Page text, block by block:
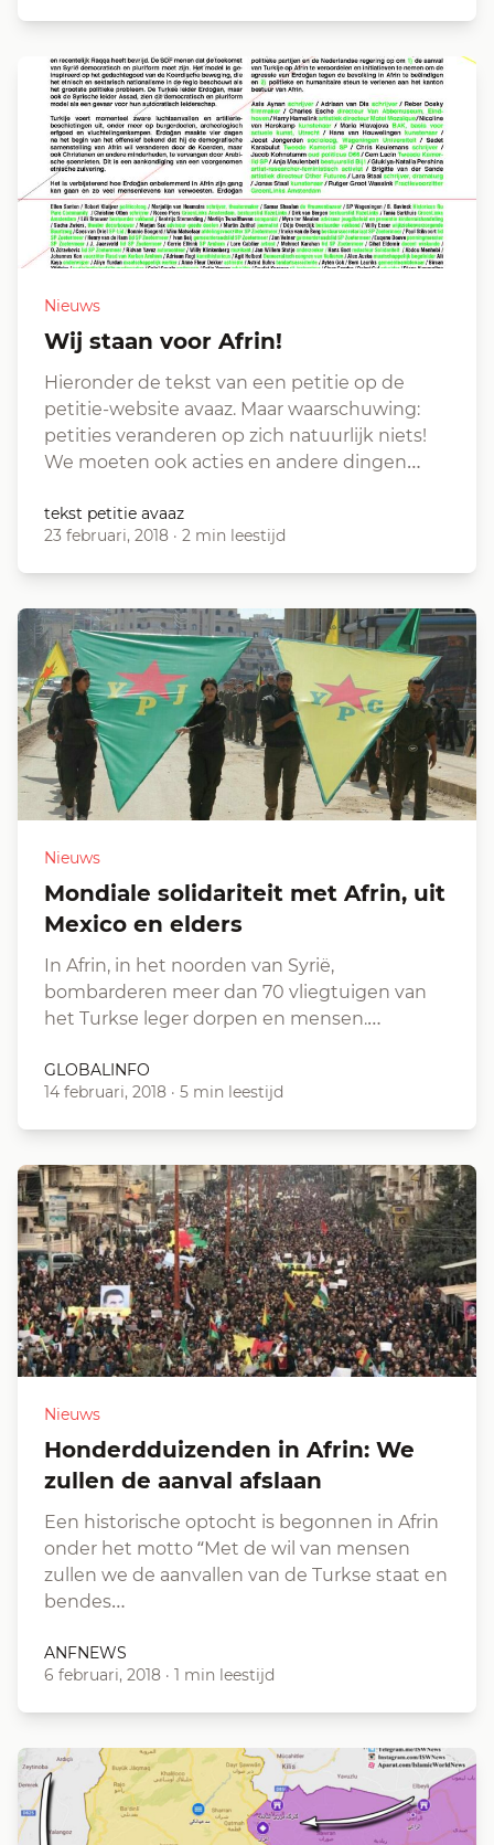
Nieuws
Wij staan voor Afrin!
Hieronder de tekst van een petitie op de
petitie-website avaaz. Maar waarschuwing:
petities veranderen op zich natuurlijk niets!
We moeten ook acties en andere dingen…
tekst petitie avaaz
23 februari, 2018 · 2 min leestijd
Nieuws
Mondiale solidariteit met Afrin, uit
Mexico en elders
In Afrin, in het noorden van Syrië,
bombarderen meer dan 70 vliegtuigen van
het Turkse leger dorpen en mensen.…
GLOBALINFO
14 februari, 2018 · 5 min leestijd
Nieuws
Honderdduizenden in Afrin: We
zullen de aanval afslaan
Een historische optocht is begonnen in Afrin
onder het motto “Met de wil van mensen
zullen we de aanvallen van de Turkse staat en
bendes…
ANFNEWS
6 februari, 2018 · 1 min leestijd